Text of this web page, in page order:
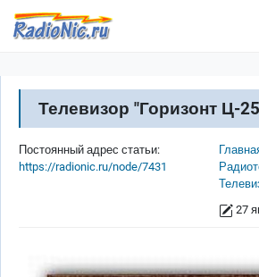
Перейти к основному содержанию
Телевизор "Горизонт Ц-
27
Постоянный адрес статьи:
https://radionic.ru/node/7431